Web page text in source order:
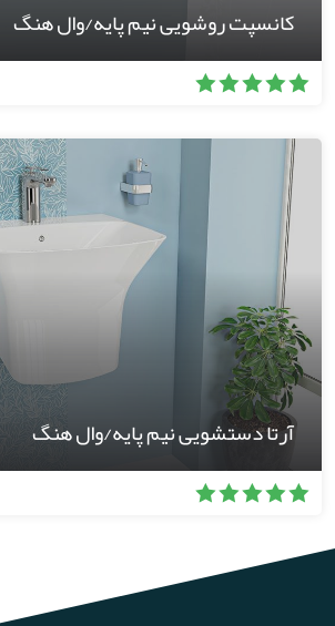
کانسپت روشویی نیم پایه/وال هنگ
آرتا دستشویی نیم پایه/وال هنگ